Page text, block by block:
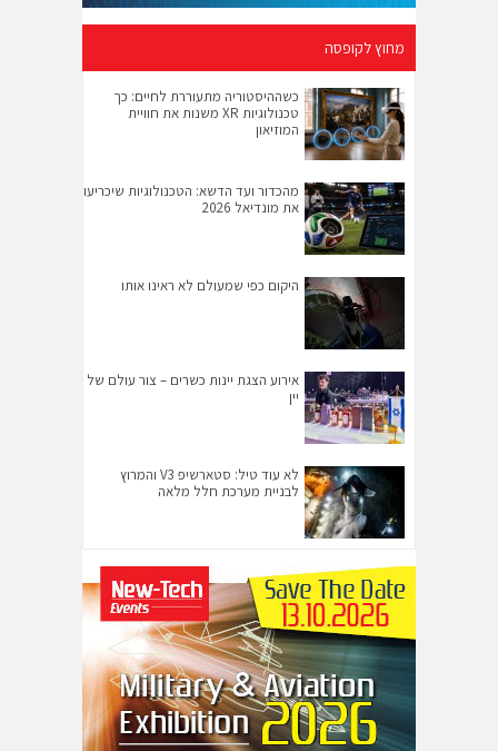
מחוץ לקופסה
כשההיסטוריה מתעוררת לחיים: כך
טכנולוגיות XR משנות את חוויית
המוזיאון
מהכדור ועד הדשא: הטכנולוגיות שיכריעו
את מונדיאל 2026
היקום כפי שמעולם לא ראינו אותו
אירוע הצגת יינות כשרים – צור עולם של
יין
לא עוד טיל: סטארשיפ V3 והמרוץ
לבניית מערכת חלל מלאה